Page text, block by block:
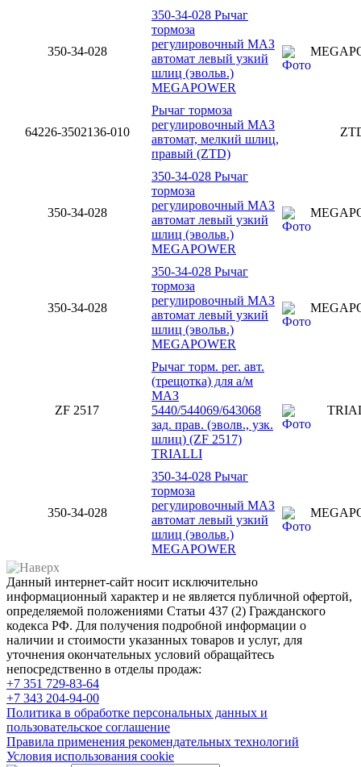
350-34-028
350-34-028 Рычаг
тормоза
регулировочный МАЗ
автомат левый узкий
шлиц (эвольв.)
MEGAPOWER
64226-3502136-010
Рычаг тормоза
регулировочный МАЗ
автомат, мелкий шлиц,
правый (ZTD)
350-34-028
350-34-028 Рычаг
тормоза
регулировочный МАЗ
автомат левый узкий
шлиц (эвольв.)
MEGAPOWER
350-34-028
350-34-028 Рычаг
тормоза
регулировочный МАЗ
автомат левый узкий
шлиц (эвольв.)
MEGAPOWER
ZF 2517
Рычаг торм. рег. авт.
(трещотка) для а/м
МАЗ
5440/544069/643068
зад. прав. (эволв., узк.
шлиц) (ZF 2517)
TRIALLI
350-34-028
350-34-028 Рычаг
тормоза
регулировочный МАЗ
автомат левый узкий
шлиц (эвольв.)
MEGAPOWER
Данный интернет-сайт носит исключительно
информационный характер и не является публичной офертой,
определяемой положениями Статьи 437 (2) Гражданского
кодекса РФ. Для получения подробной информации о
наличии и стоимости указанных товаров и услуг, для
уточнения окончательных условий обращайтесь
непосредственно в отделы продаж:
+7 351 729-83-64
+7 343 204-94-00
Политика в обработке персональных данных и
пользовательское соглашение
Правила применения рекомендательных технологий
Условия использования cookie